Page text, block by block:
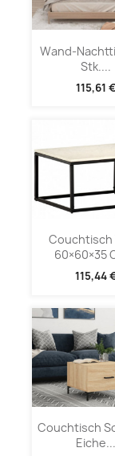
Wand-
Stk....
115,61 €
Couchtisch
60×60×35
115,44
Couchtisch
Eiche...